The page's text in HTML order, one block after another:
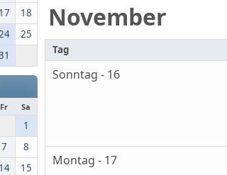
17
18
25
Fr Sa
1
7
8
14
15
November
Tag
Sonntag - 16
Montag - 17